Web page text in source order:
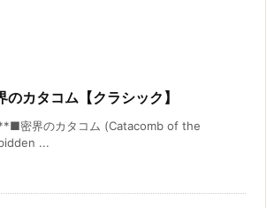
のカタコム【クラシック】
密界のカタコム (Catacomb of the
...